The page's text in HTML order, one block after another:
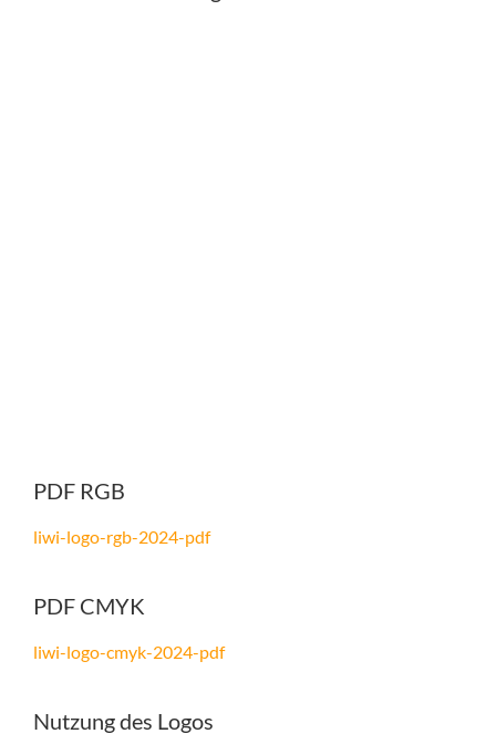
PDF RGB
liwi-logo-rgb-2024-pdf
PDF CMYK
liwi-logo-cmyk-2024-pdf
Nutzung des Logos